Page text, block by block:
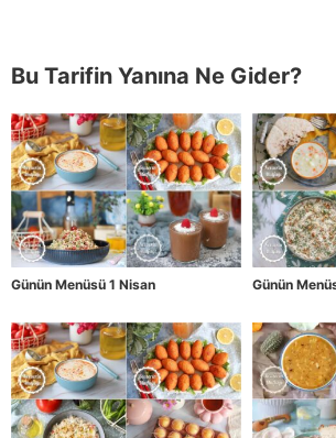
Bu Tarifin Yanına Ne Gider?
Günün Menüsü 1 Nisan Günün